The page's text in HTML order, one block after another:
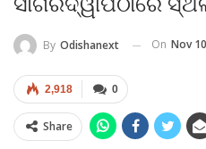
By Odishanext On Nov
0
2,918
Share